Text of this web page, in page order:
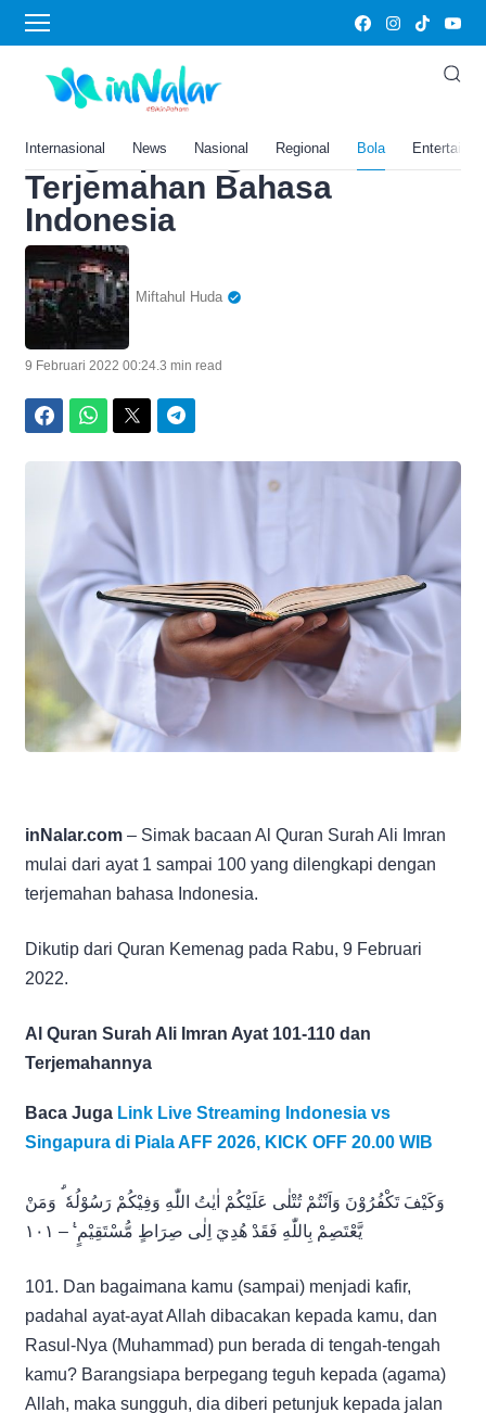
Internasional News Nasional Regional Bola
Home›Al Quran
Al Quran Surah Ali Imran
Ayat 101 Sampai 110
Lengkap dengan
Terjemahan Bahasa
Indonesia
Miftahul Huda
9 Februari 2022 00:24.3 min read
inNalar.com – Simak bacaan Al Quran Surah Ali Imran
mulai dari ayat 1 sampai 100 yang dilengkapi dengan
terjemahan bahasa Indonesia.
Dikutip dari Quran Kemenag pada Rabu, 9 Februari
2022.
Al Quran Surah Ali Imran Ayat 101-110 dan
Terjemahannya
Baca Juga Link Live Streaming Indonesia vs
Singapura di Piala AFF 2026, KICK OFF 20.00 WIB
وَكَيْفَ تَكْفُرُوْنَ وَاَنْتُمْ تُتْلٰى عَلَيْكُمْ اٰيٰتُ اللّٰهِ وَفِيْكُمْ رَسُوْلُهٗ ۗ وَمَنْ
يَّعْتَصِمْ بِاللّٰهِ فَقَدْ هُدِيَ اِلٰى صِرَاطٍ مُّسْتَقِيْمٍ ࣖ – ١٠١
101. Dan bagaimana kamu (sampai) menjadi kafir,
padahal ayat-ayat Allah dibacakan kepada kamu, dan
Rasul-Nya (Muhammad) pun berada di tengah-tengah
kamu? Barangsiapa berpegang teguh kepada (agama)
Allah, maka sungguh, dia diberi petunjuk kepada jalan